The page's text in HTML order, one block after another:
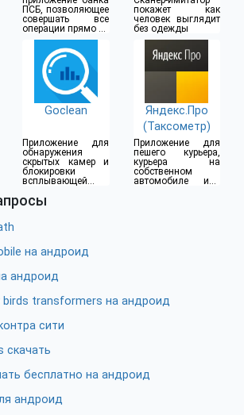
ПСБ, позволяющее
совершать все
операции прямо из
дома
покажет как
человек выглядит
без одежды
Goclean
Приложение для
обнаружения
скрытых камер и
блокировки
всплывающей
Яндекс.Про
(Таксометр)
Приложение для
пешего курьера,
курьера на
собственном
автомобиле или
на андроид
андроид
birds transformers на андроид
сити
скачать
бесплатно на андроид
андроид